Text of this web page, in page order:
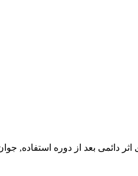
اثر دائمی بعد از دوره